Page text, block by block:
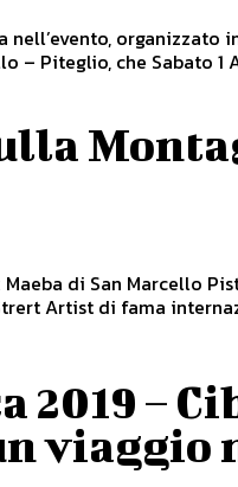
organizzato
– Piteglio, che Sabato 1
Maeba di San Marcello
Artist di fama
–
viaggio